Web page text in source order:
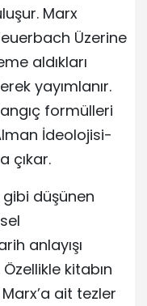
Marx
Üzerine
aldıkları
yayımlanır.
formülleri
İdeolojisi-
çıkar.
düşünen
anlayışı
kitabın
ait tezler